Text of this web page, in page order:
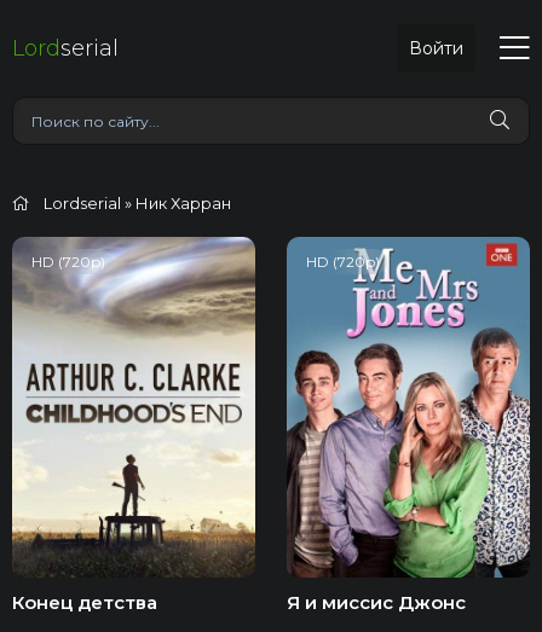
Lordserial Войти
Lordserial » Ник Харран
HD (720p)
Конец детства
HD (720p)
Я и миссис Джонс